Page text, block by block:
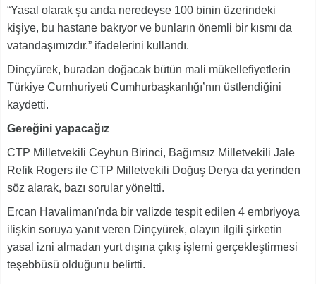
“Yasal olarak şu anda neredeyse 100 binin üzerindeki
kişiye, bu hastane bakıyor ve bunların önemli bir kısmı da
vatandaşımızdır.” ifadelerini kullandı.
Dinçyürek, buradan doğacak bütün mali mükellefiyetlerin
Türkiye Cumhuriyeti Cumhurbaşkanlığı’nın üstlendiğini
kaydetti.
Gereğini yapacağız
CTP Milletvekili Ceyhun Birinci, Bağımsız Milletvekili Jale
Refik Rogers ile CTP Milletvekili Doğuş Derya da yerinden
söz alarak, bazı sorular yöneltti.
Ercan Havalimanı'nda bir valizde tespit edilen 4 embriyoya
ilişkin soruya yanıt veren Dinçyürek, olayın ilgili şirketin
yasal izni almadan yurt dışına çıkış işlemi gerçekleştirmesi
teşebbüsü olduğunu belirtti.